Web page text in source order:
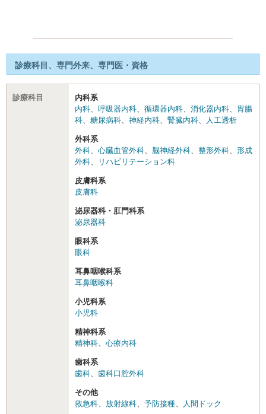
診療科目、専門外来、専門医・資格
診療科目
内科系
内科
呼吸器内科 循環器内科 消化器内科
胃腸
科
糖尿病科 神経内科 腎臓内科 人工透析
外科系
外科
心臓血管外科 脳神経外科 整形外科
形成
外科
リハビリテーション科
皮膚科系
皮膚科
泌尿器科・肛門科系
泌尿器科
眼科系
眼科
耳鼻咽喉科系
耳鼻咽喉科
小児科系
小児科
精神科系
精神科
心療内科
歯科系
歯科
歯科口腔外科
その他
救急科
放射線科 予防接種 人間ドック